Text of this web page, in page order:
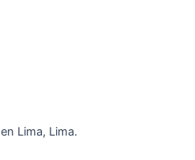
en Lima, Lima.